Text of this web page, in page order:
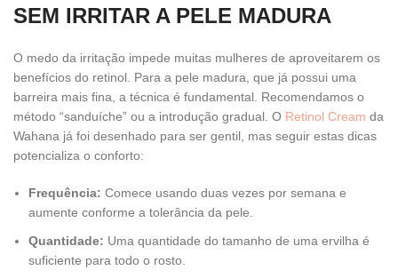
SEM IRRITAR A PELE MADURA
O medo da irritação impede muitas mulheres de aproveitarem os
benefícios do retinol. Para a pele madura, que já possui uma
barreira mais fina, a técnica é fundamental. Recomendamos o
método “sanduíche” ou a introdução gradual. O Retinol Cream da
Wahana já foi desenhado para ser gentil, mas seguir estas dicas
potencializa o conforto:
Frequência: Comece usando duas vezes por semana e
aumente conforme a tolerância da pele.
Quantidade: Uma quantidade do tamanho de uma ervilha é
suficiente para todo o rosto.